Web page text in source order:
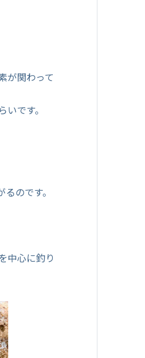
が関わって
です。
のです。
中心に釣り